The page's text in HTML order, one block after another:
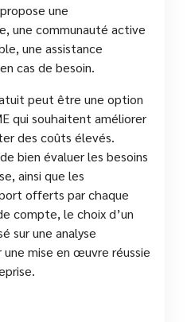
une
une communauté active
une assistance
cas de besoin.
peut être une option
qui souhaitent améliorer
des coûts élevés.
bien évaluer les besoins
ainsi que les
offerts par chaque
compte, le choix d’un
sur une analyse
une mise en œuvre réussie